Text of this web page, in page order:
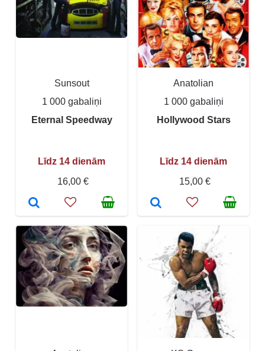
Sunsout
1 000 gabaliņi
Eternal Speedway
Līdz 14 dienām
16,00 €
Anatolian
1 000 gabaliņi
Hollywood Stars
Līdz 14 dienām
15,00 €